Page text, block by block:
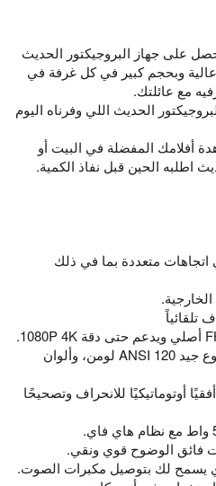
على جهاز البروجيكتور الحديث
عالية وبحجم كبير في كل غرفة في
مع عائلتك.
الحديث اللي وفرناه اليوم
أفلامك المفضلة في البيت أو
اطلبه الحين قبل نفاذ الكمية.
اتجاهات متعددة بما في ذلك
• يتميز بجودة صورة رائعة وسطوع جيد 120 ANSI لومن، وألوان
أوتوماتيكيًا للانحراف وتصحيحًا
فائق الوضوح قوي ونقي.